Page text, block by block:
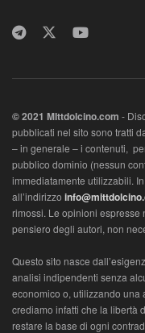
© 2021 MIttdolcino.com -
pubblicati nel sito sono tratti
– in generale – i contenuti,
pubblico dominio (nessun
immediatamente utilizzabili.
all’indirizzo
rimossi. Le opinioni
pensiero degli autori, non
Questo sito nasce
analisi indipendenti senza
economico o, utilizzando
crediamo infatti che la libertà
restare la base di ogni